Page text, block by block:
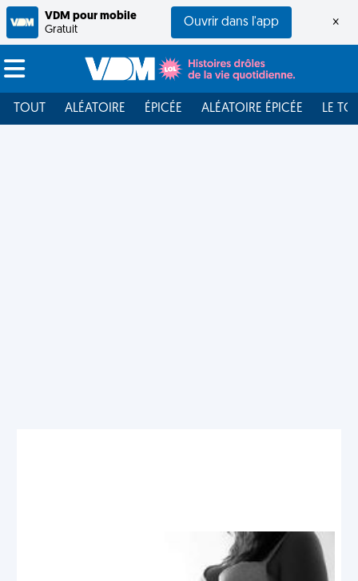
VDM pour mobile
Gratuit
Ouvrir dans l'app ×
TOUT ALÉATOIRE ÉPICÉE ALÉATOIRE ÉPICÉE LE